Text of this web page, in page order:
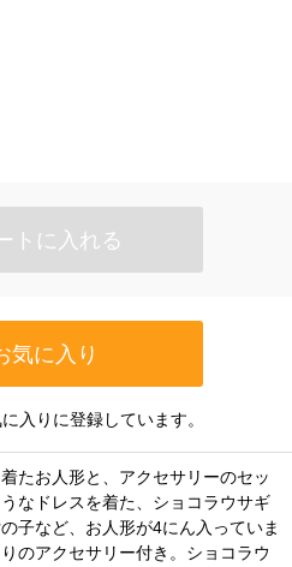
トに入れる
気に入り
入りに登録しています。
たお人形と、アクセサリーのセッ
なドレスを着た、ショコラウサギ
子など、お人形が4にん入っていま
のアクセサリー付き。ショコラウ